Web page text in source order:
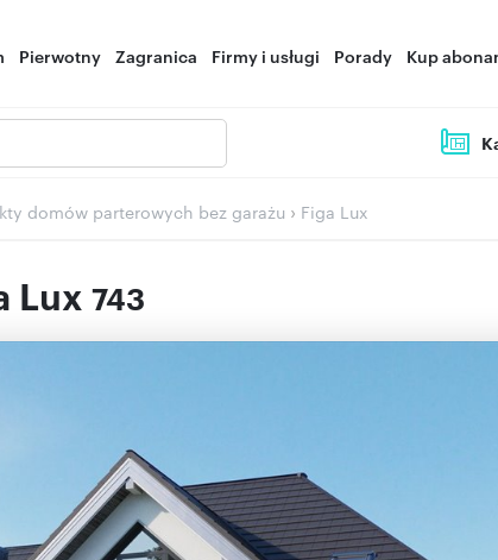
Pierwotny Zagranica Firmy i usługi Porady Kup
domów parterowych bez garażu › Figa Lux
Lux 743